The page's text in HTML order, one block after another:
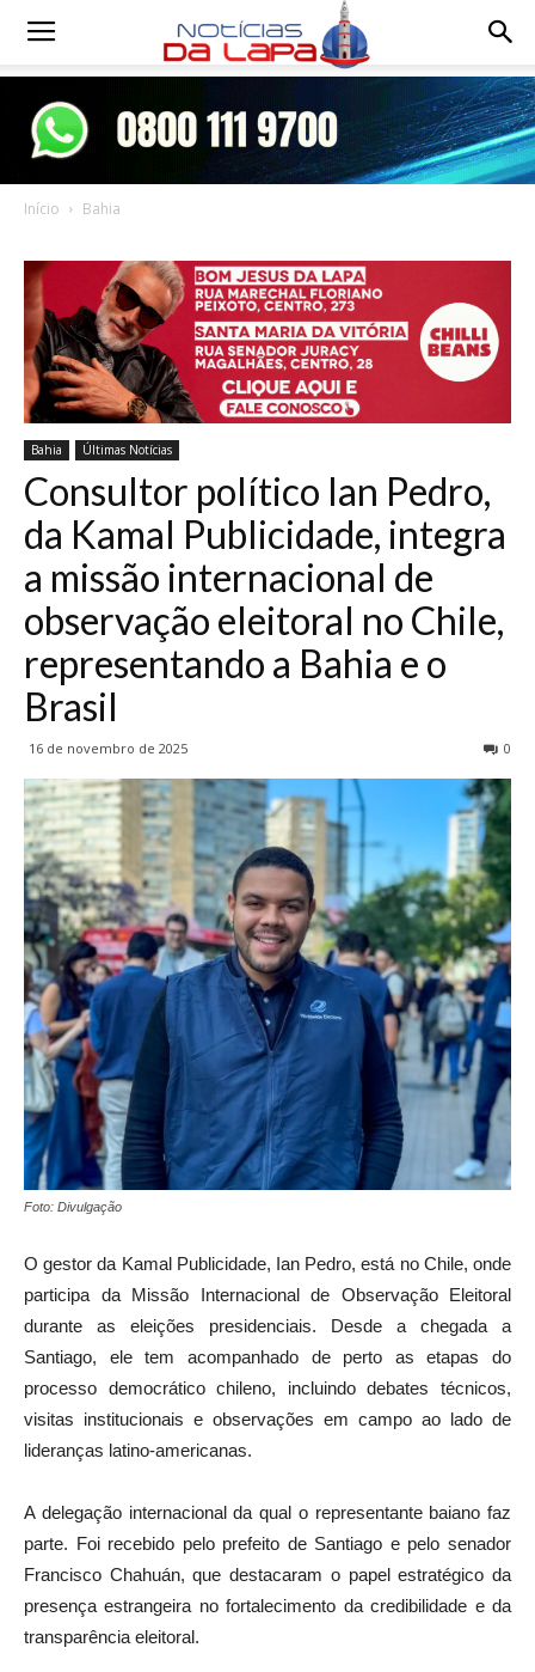
Notícias
Início Bahia
Bahia Últimas Notícias
Consultor político Ian Pedro,
da Kamal Publicidade, integra
a missão internacional de
observação eleitoral no Chile,
representando a Bahia e o
Brasil
16 de novembro de 2025 0
Foto: Divulgação
O gestor da Kamal Publicidade, Ian Pedro, está no Chile, onde
participa da Missão Internacional de Observação Eleitoral
durante as eleições presidenciais. Desde a chegada a
Santiago, ele tem acompanhado de perto as etapas do
processo democrático chileno, incluindo debates técnicos,
visitas institucionais e observações em campo ao lado de
lideranças latino-americanas.
A delegação internacional da qual o representante baiano faz
parte. Foi recebido pelo prefeito de Santiago e pelo senador
Francisco Chahuán, que destacaram o papel estratégico da
presença estrangeira no fortalecimento da credibilidade e da
transparência eleitoral.